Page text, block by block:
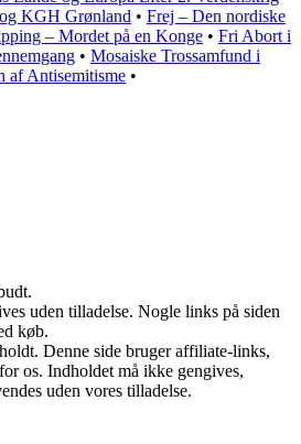
KGH Grønland • Frej – Den nordiske
– Mordet på en Konge • Fri Abort i
• Mosaiske Trossamfund i
af Antisemitisme •
uden tilladelse. Nogle links på siden
køb.
Denne side bruger affiliate-links,
os. Indholdet må ikke gengives,
uden vores tilladelse.